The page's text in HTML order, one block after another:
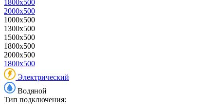
1800x500
2000x500
1000x500
1300x500
1500x500
1800x500
2000x500
1800x500
Электрический
Водяной
Тип подключения: